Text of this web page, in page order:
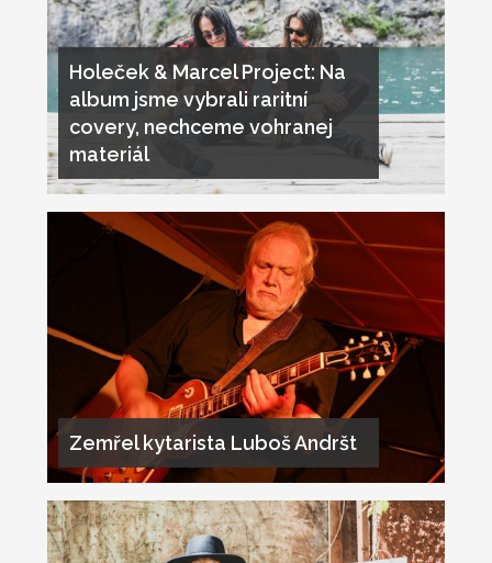
Holeček & Marcel Project: Na
album jsme vybrali raritní
covery, nechceme vohranej
materiál
Zemřel kytarista Luboš Andršt